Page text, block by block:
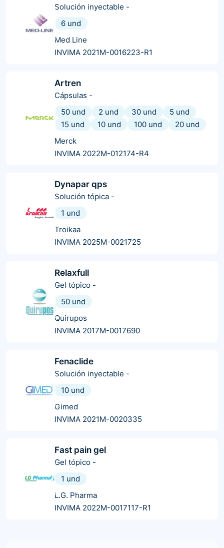
Solución inyectable -
6 und
Med Line
INVIMA 2021M-0016223-R1
Artren
Cápsulas -
50 und
2 und 30 und
5 und
15 und
10 und 100 und
20 und
Merck
INVIMA 2022M-012174-R4
Dynapar qps
Solución tópica -
1 und
Troikaa
INVIMA 2025M-0021725
Relaxfull
Gel tópico -
50 und
Quirupos
INVIMA 2017M-0017690
Fenaclide
Solución inyectable -
10 und
Gimed
INVIMA 2021M-0020335
Fast pain gel
Gel tópico -
1 und
L.G. Pharma
INVIMA 2022M-0017117-R1